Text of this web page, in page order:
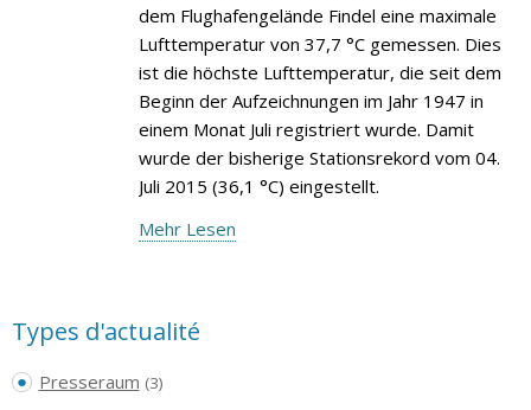
dem Flughafengelände Findel eine maximale
Lufttemperatur von 37,7 °C gemessen. Dies
ist die höchste Lufttemperatur, die seit dem
Beginn der Aufzeichnungen im Jahr 1947 in
einem Monat Juli registriert wurde. Damit
wurde der bisherige Stationsrekord vom 04.
Juli 2015 (36,1 °C) eingestellt.
Mehr Lesen
Types d'actualité
Presseraum (3)